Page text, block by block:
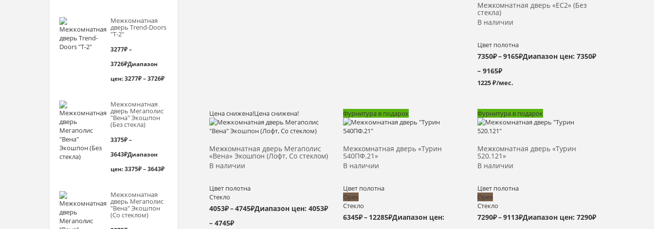
Межкомнатная
дверь Trend-Doоrs
"Т-2"
3277₽–
3726₽Диапазон
цен: 3277₽ – 3726₽
Межкомнатная
дверь Мегаполис
"Вена" Экошпон
(Без стекла)
3375₽–
3643₽Диапазон
цен: 3375₽ – 3643₽
Межкомнатная
дверь Мегаполис
"Вена" Экошпон
(Со стеклом)
Межкомнатная дверь «EC2» (Без
стекла)
В наличии
Цвет полотна
7350₽–9165₽Диапазон цен: 7350₽
– 9165₽
1225 ₽/мес.
Цена снижена!Цена снижена!
Межкомнатная дверь Мегаполис
«Вена» Экошпон (Лофт, Со стеклом)
В наличии
Цвет полотна
Стекло
4053₽–4745₽Диапазон цен: 4053₽
– 4745₽
Выбрать >
Фурнитура в подарок
Межкомнатная дверь «Турин
540ПФ.21»
В наличии
Цвет полотна
Орех
Стекло
6345₽– 12285₽Диапазон цен:
Выбрать >
Фурнитура в подарок
Межкомнатная дверь «Турин
520.121»
В наличии
Цвет полотна
Орех
Стекло
7290₽–9113₽Диапазон цен: 7290₽
Выбрать >